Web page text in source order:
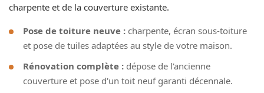
charpente et de la couverture existante.
Pose de toiture neuve : charpente, écran sous-toiture
et pose de tuiles adaptées au style de votre maison.
Rénovation complète : dépose de l'ancienne
couverture et pose d'un toit neuf garanti décennale.